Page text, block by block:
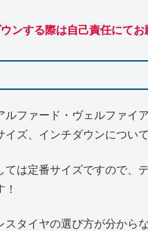
ンする際は自己責任にてお
ファード・ヴェルファイ
イズ、インチダウンについ
ては定番サイズですので、
スタイヤの選び方が分から